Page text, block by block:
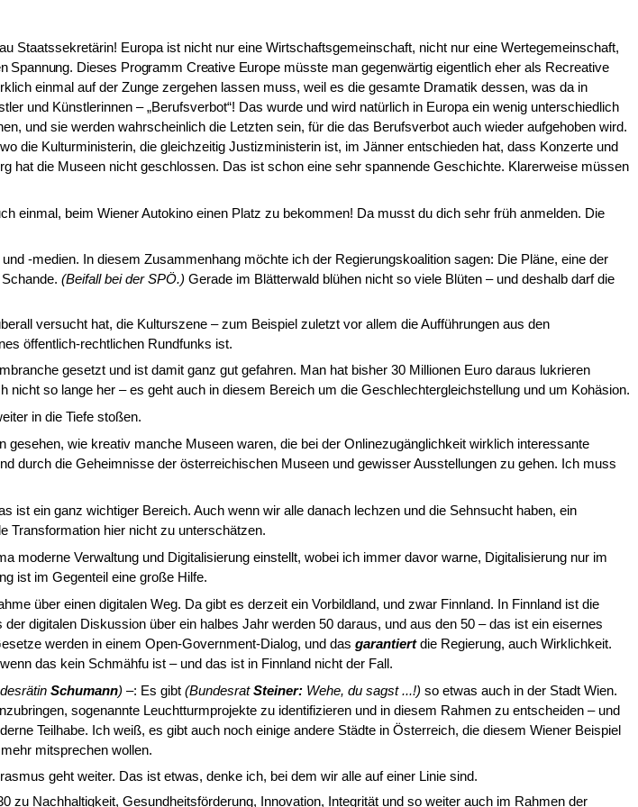
Staatssekretärin! Europa ist nicht nur eine Wirtschaftsgemeinschaft, nicht nur eine Wertegemeinschaft,
Spannung. Dieses Programm Creative Europemüsste man gegenwärtig eigentlich eher als Recreative
einmal auf der Zunge zergehen lassen muss, weil es die gesamte Dramatik dessen, was da in
und Künstlerinnen – „Berufsverbot“! Das wurde und wird natürlich in Europa ein wenig unterschiedlich
und sie werden wahrscheinlich die Letzten sein, für die das Berufsverbot auch wieder aufgehoben wird.
die Kulturminis­terin, die gleichzeitig Justizministerin ist, im Jänner entschieden hat, dass Konzerte und
hat die Museen nicht geschlossen. Das ist schon eine sehr spannende Ge­schichte. Klarerweise müssen
einmal, beim Wiener Autokino einen Platz zu bekommen! Da musst du dich sehr früh anmelden. Die
-medien. In diesem Zusammenhang möchte ich der Regierungskoalition sagen: Die Pläne, eine der
(Beifall bei der SPÖ.) Gerade im Blät­terwald blühen nicht so viele Blüten – und deshalb darf die
versucht hat, die Kulturszene – zum Beispiel zuletzt vor allem die Auf­führungen aus den
öffentlich-rechtlichen Rundfunks ist.
gesetzt und ist damit ganz gut gefahren. Man hat bisher 30 Mil­lionen Euro daraus lukrieren
so lange her – es geht auch in diesem Bereich um die Geschlechtergleichstellung und um Kohäsion.
in die Tiefe stoßen.
wie kreativ manche Museen waren, die bei der Onlinezugänglichkeit wirklich interessante
durch die Geheimnisse der österreichischen Museen und gewisser Ausstellungen zu gehen. Ich muss
ist ein ganz wichtiger Bereich. Auch wenn wir alle danach lechzen und die Sehnsucht haben, ein
Transformation hier nicht zu unterschätzen.
moderne Verwaltung und Digitalisierung einstellt, wobei ich immer davor warne, Digitalisierung nur im
ist im Gegenteil eine große Hilfe.
über einen digitalen Weg. Da gibt es derzeit ein Vorbildland, und zwar Finnland. In Finnland ist die
digitalen Diskussion über ein halbes Jahr werden 50 daraus, und aus den 50 – das ist ein eisernes
werden in einem Open-Government-Dialog, und das garantiertdie Regierung, auch Wirklichkeit.
das kein Schmähfu ist – und das ist in Finnland nicht der Fall.
Schumann) –: Es gibt (BundesratSteiner: Wehe, du sagst ...!) so et­was auch in der Stadt Wien.
sogenannte Leuchtturmprojekte zu identifizieren und in diesem Rahmen zu entscheiden – und
Teilhabe. Ich weiß, es gibt auch noch einige andere Städte in Österreich, die diesem Wiener Bei­spiel
mitsprechen wollen.
geht weiter. Das ist etwas, denke ich, bei dem wir alle auf einer Linie sind.
zu Nachhaltigkeit, Gesundheitsförderung, Innovation, Integrität und so weiter auch im Rahmen der